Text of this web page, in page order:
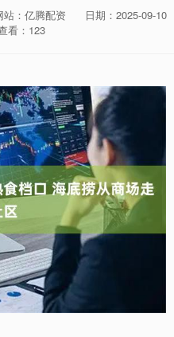
站：亿腾配资
日期：2025-09-10
看：123